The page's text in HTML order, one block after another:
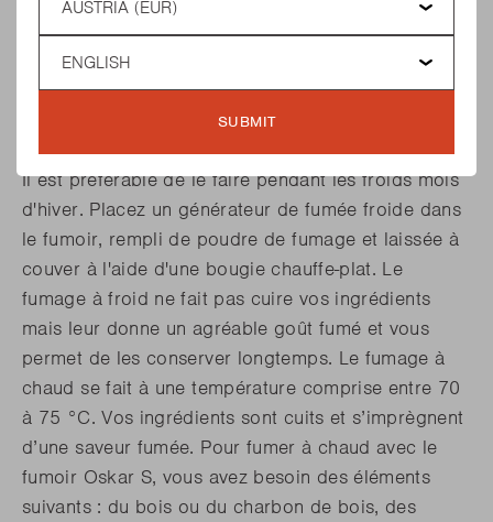
Oskar S ?
Le fumoir Oskar S peut donc être utilisé aussi bien
pour fumer à chaud qu'à froid. Le fumage à froid se
fait à une température comprise entre 20 et 25 °C.
Il est préférable de le faire pendant les froids mois
d'hiver. Placez un générateur de fumée froide dans
le fumoir, rempli de poudre de fumage et laissée à
couver à l'aide d'une bougie chauffe-plat. Le
fumage à froid ne fait pas cuire vos ingrédients
mais leur donne un agréable goût fumé et vous
permet de les conserver longtemps. Le fumage à
chaud se fait à une température comprise entre 70
à 75 °C. Vos ingrédients sont cuits et s’imprègnent
d’une saveur fumée. Pour fumer à chaud avec le
fumoir Oskar S, vous avez besoin des éléments
suivants : du bois ou du charbon de bois, des
Language
SUBMIT